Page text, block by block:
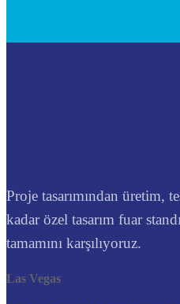
Proje tasarımından üretim,
kadar özel tasarım fuar
tamamını karşılıyoruz.
Las Vegas